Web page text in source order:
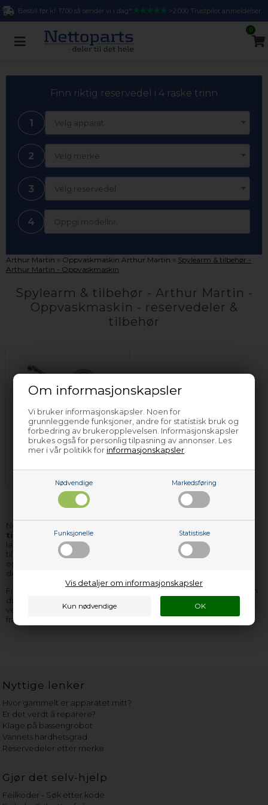
Om informasjonskapsler
Vi bruker informasjonskapsler. Noen for
grunnleggende funksjoner, andre for statistisk bruk og
forbedring av brukeropplevelsen. Informasjonskapsler
brukes også for personlig tilpasning av annonser. Les
mer i vår politikk for informasjonskapsler
Nødvendige Markedsføring
Funksjonelle Statistiske
Vis detaljer om informasjonskapsler
Bestill før kl. 17.00 så sender vi i dag* >2.000 Trustpilot anmeldelser
0
Finn riktig reservedel i 4 raske trinn
1 Velg apparat
2 Velg merke
3 Velg reservedel
4
Arthur Martin » Oppvaskmaskin Arthur Martin » Spylearm & tilbehør -
Arthur Martin - Oppvaskmaskin
Spylearm & tilbehør - Arthur Martin -
Oppvaskmaskin - reservedeler &
tilbehør
Vaskearm - Arthur
Martin -
Nettoparts har
til Arthur Martin oppvaskmaskin
. De delene vi ikke har på
lager, kan vi i langt de fleste tilfeller skaffe og levere spylearm &
tilbehør til deg i løpet av få dager. Uansett hvilken Arthur Martin
oppvaskmaskin reservedel du mangler, så er vi de rette å finne
delen hos.
Finner du ikke den Arthur Martin oppvaskmaskin reservedel, som
du mangler, så kan du
– vi sitter klar til å hjelpe og
veilede deg! Husk å opplyse så mange informasjoner som mulig
fra Arthur Martin
oppvaskmaskin typeskiltet.
Nyttige lenker
Hvor gammelt er apparatet mitt?
Er det verdt å reparere?
Klage på bassengrobot
Vannets hardhetsgrad
Reservedeler etter merke
Gjør det selv-hjelp
Feilkoder - Søk etter kode